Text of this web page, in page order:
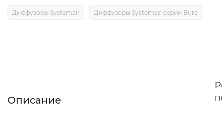
Диффузоры Systemair Диффузоры Systemair серии Bure
Описание